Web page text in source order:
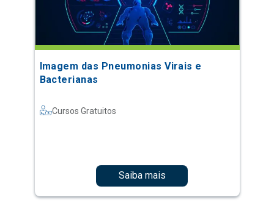
Imagem das Pneumonias Virais e
Bacterianas
Cursos Gratuitos
Saiba mais